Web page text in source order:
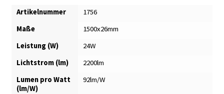
Artikelnummer
1756
Maße
1500x26mm
Leistung (W)
24W
Lichtstrom (lm)
2200lm
Lumen pro Watt
(lm/W)
92lm/W